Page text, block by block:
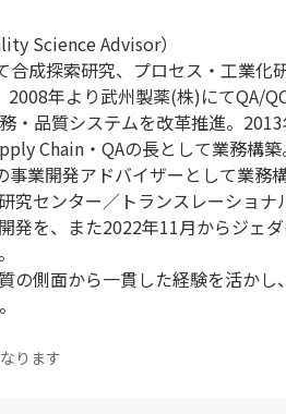
Science Advisor）
成探索研究、プロセス・工業化
2008年より武州製薬(株)にてQA/
・品質システムを改革推進。
Chain・QAの長として業務構
業開発アドバイザーとして業務
センター／トランスレーショナ
発を、また2022年11月からジェ
の側面から一貫した経験を活かし
ります